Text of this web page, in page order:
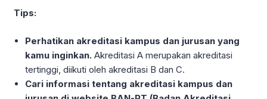
Tips:
Perhatikan akreditasi kampus dan jurusan yang
kamu inginkan. Akreditasi A merupakan akreditasi
tertinggi, diikuti oleh akreditasi B dan C.
Cari informasi tentang akreditasi kampus dan